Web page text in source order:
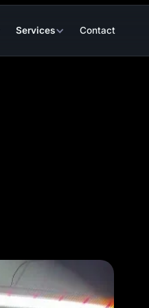
Services Contact